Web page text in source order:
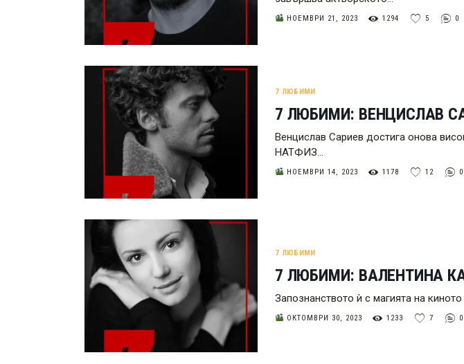
НОЕМВРИ 21, 2023 1294 5 0
7 ЛЮБИМИ
7 ЛЮБИМИ: ВЕНЦИСЛАВ
Венцислав Сариев достига онова
НАТФИЗ…
НОЕМВРИ 14, 2023 1178 12 0
7 ЛЮБИМИ
7 ЛЮБИМИ: ВАЛЕНТИНА
Запознанството ѝ с магията на
ОКТОМВРИ 30, 2023 1233 7 0